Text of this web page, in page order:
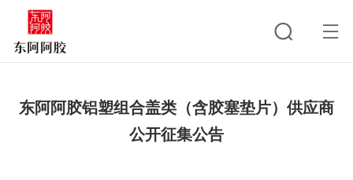
东阿阿胶铝塑组合盖类（含胶塞垫片）供应商
公开征集公告